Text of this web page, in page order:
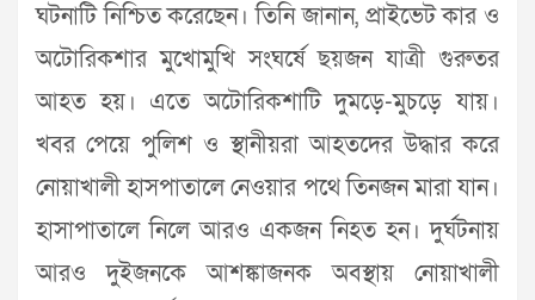
ঘটনাটি নিশ্চিত করেছেন। তিনি জানান, প্রাইভেট কার ও
অটোরিকশার মুখোমুখি সংঘর্ষে ছয়জন যাত্রী গুরুতর
আহত হয়। এতে অটোরিকশাটি দুমড়ে-মুচড়ে যায়।
খবর পেয়ে পুলিশ ও স্থানীয়রা আহতদের উদ্ধার করে
নোয়াখালী হাসপাতালে নেওয়ার পথে তিনজন মারা যান।
হাসাপাতালে নিলে আরও একজন নিহত হন। দুর্ঘটনায়
আরও দুইজনকে আশঙ্কাজনক অবস্থায় নোয়াখালী